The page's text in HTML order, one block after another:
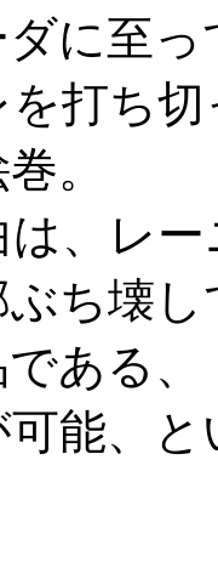
に至
を打ち
。
、レ
ち壊
ある、
可能、